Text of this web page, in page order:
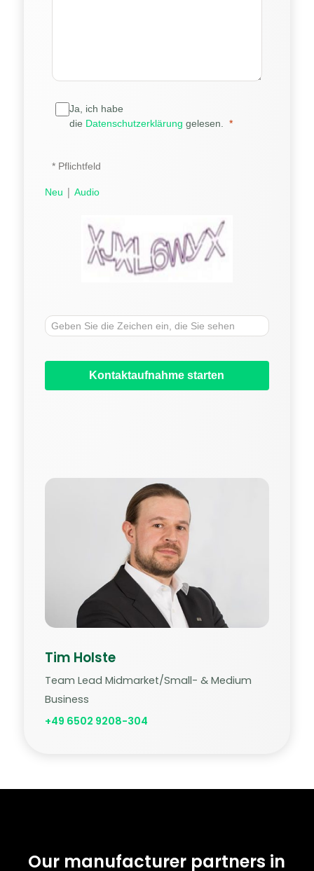
Ja, ich habe
die Datenschutzerklärung gelesen.
* Pflichtfeld
Neu | Audio
Kontaktaufnahme starten
Tim Holste
Team Lead Midmarket/Small- & Medium
Business
+49 6502 9208-304
Our manufacturer partners in